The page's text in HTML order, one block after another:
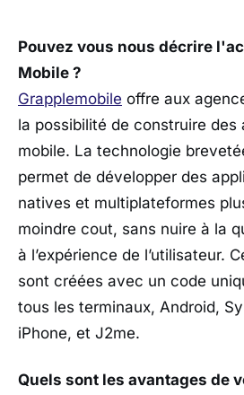
Pouvez vous nous décrire
Mobile ?
Grapplemobile offre aux
la possibilité de construire des
mobile. La technologie
permet de développer des
natives et multiplateformes
moindre cout, sans nuire à la
à l’expérience de l’utilisateur.
sont créées avec un code
tous les terminaux, Android,
iPhone, et J2me.
Quels sont les avantages de